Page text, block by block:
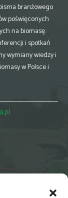
branżowego
poświęconych
na biomasę.
i spotkań
wymiany wiedzy i
w Polsce i